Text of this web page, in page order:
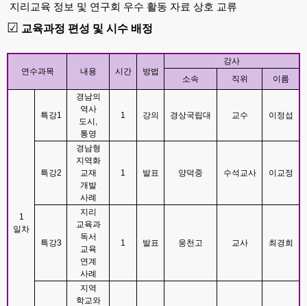
지리교육 정보 및 연구회 우수 활동 자료 상호 교류
☑ 교육과정 편성 및 시수 배정
연수과목 내용 시간 방법
강사
소속
직위 이름
1
일차
특강1
경남의
역사
도시 ,
통영
1 강의 경상국립대 교수 이정섭
특강2
경남형
지역화
교재
개발
사례
1 발표 양덕중 수석교사 이교정
특강3
지리
교육과
독서
교육
연계
사례
1 발표 웅천고 교사 최경희
지역
학교와